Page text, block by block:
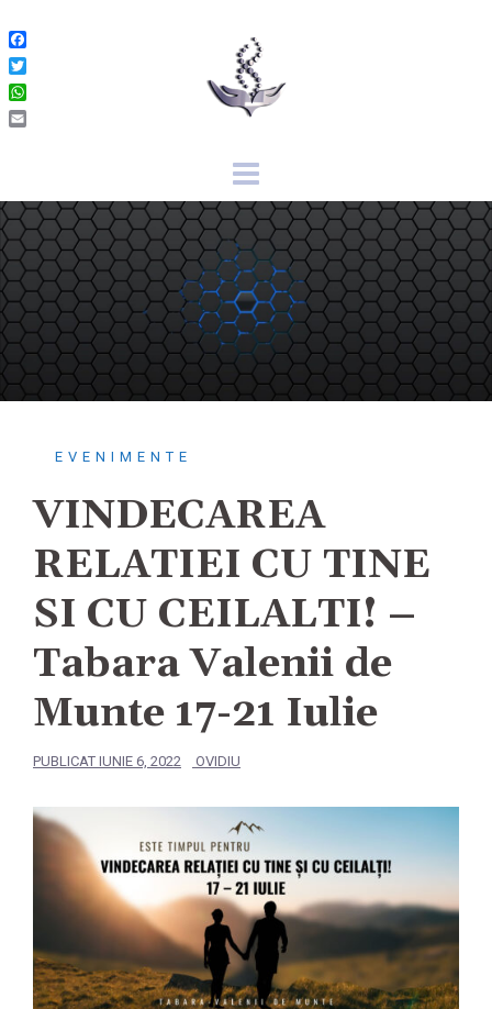
EVENIMENTE
VINDECAREA
RELATIEI CU TINE
SI CU CEILALTI! –
Tabara Valenii de
Munte 17-21 Iulie
PUBLICAT IUNIE 6, 2022 OVIDIU
Facebook
Twitter
WhatsApp